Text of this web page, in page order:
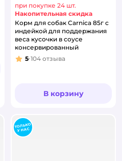
при покупке 24 шт.
Накопительная скидка
Корм для собак Carnica 85г с
индейкой для поддержания
веса кусочки в соусе
консервированный
Рейтинг:
5 104 отзыва
В корзину